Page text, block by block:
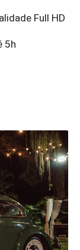
Full HD
5h